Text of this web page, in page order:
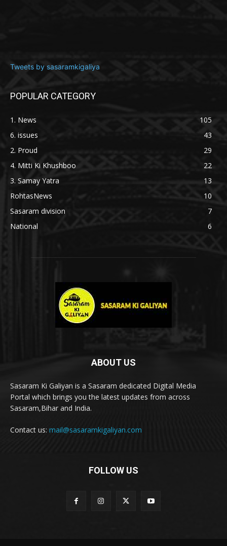
Tweets by sasaramkigaliya
POPULAR CATEGORY
1. News
105
6. issues
43
2. Proud
29
4. Mitti Ki Khushboo
22
3. Samay Yatra
13
RohtasNews
10
Sasaram division
7
National
6
ABOUT US
Sasaram Ki Galiyan is a Sasaram dedicated Digital Media
Portal which brings you the latest updates from across
Sasaram,Bihar and India.
Contact us: mail@sasaramkigaliyan.com
FOLLOW US